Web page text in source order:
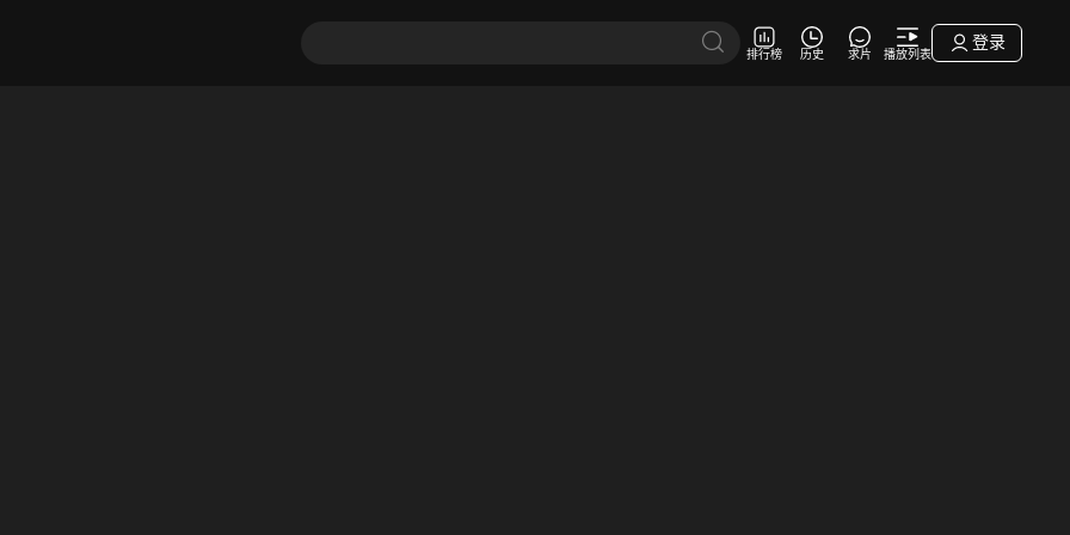
排行榜 历史 求片 播放列表
登录